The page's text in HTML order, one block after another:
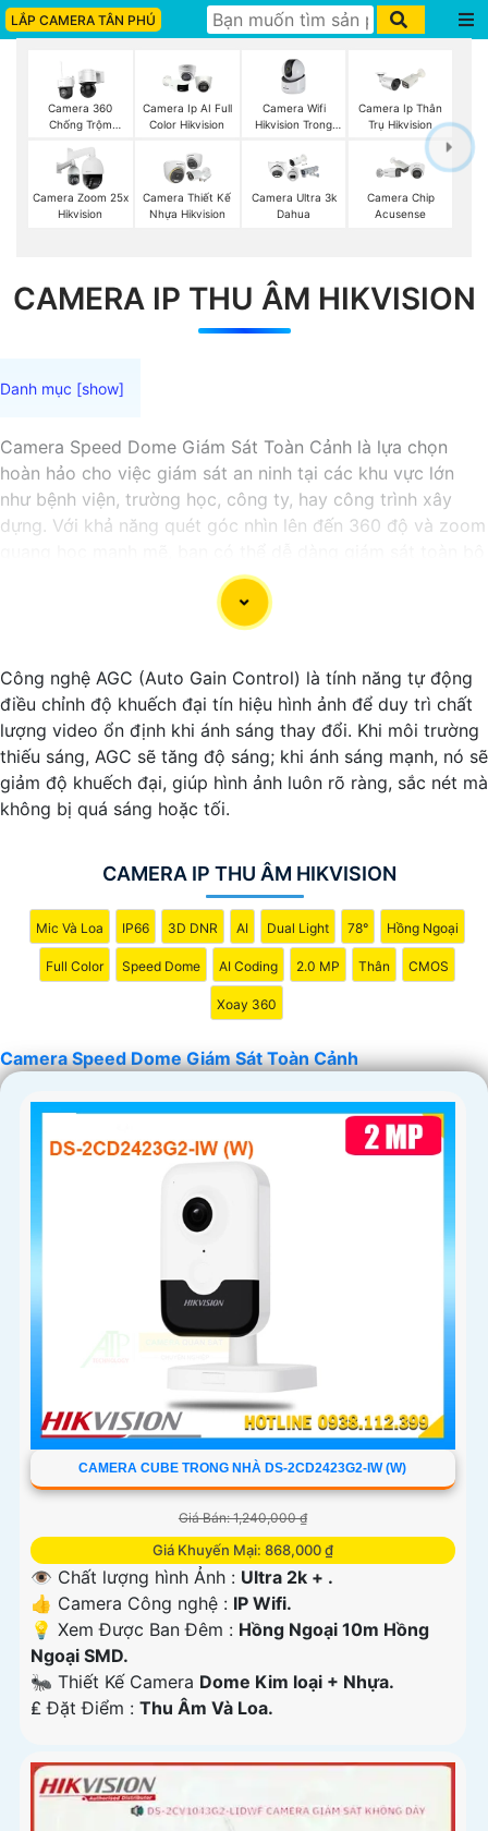
LẮP CAMERA TÂN PHÚ
Camera 360
Chống Trộm
Camera Ip AI Full
Color Hikvision
Camera Wifi
Hikvision Trong
Camera Ip Thân
Trụ Hikvision
Camera Zoom 25x
Hikvision
Camera Thiết Kế
Nhựa Hikvision
Camera Ultra 3k
Dahua
Camera Chip
Acusense
CAMERA IP THU ÂM HIKVISION
Camera Speed Dome Giám Sát Toàn Cảnh là lựa chọn
hoàn hảo cho việc giám sát an ninh tại các khu vực lớn
như bệnh viện, trường học, công ty, hay công trình xây
dựng. Với khả năng quét góc nhìn lên đến 360 độ và zoom
khu vực một cách chi tiết và chính xác. Camera còn tích
hợp nhiều tính năng thông minh như nhận diện khuôn mặt,
cảnh báo chuyển động và ghi hình chất lượng cao, giúp
thiết kế chắc chắn và khả năng hoạt động ổn định,
Camera Speed Dome Giám Sát Toàn Cảnh đáng để bạn
cân nhắc khi cần một giải pháp an ninh đáng tin cậy.
'
Công nghệ AGC (Auto Gain Control) là tính năng tự động
điều chỉnh độ khuếch đại tín hiệu hình ảnh để duy trì chất
lượng video ổn định khi ánh sáng thay đổi. Khi môi trường
thiếu sáng, AGC sẽ tăng độ sáng; khi ánh sáng mạnh, nó sẽ
giảm độ khuếch đại, giúp hình ảnh luôn rõ ràng, sắc nét mà
không bị quá sáng hoặc tối.
CAMERA IP THU ÂM HIKVISION
Mic Và Loa IP66 3D DNR AI Dual Light 78° Hồng Ngoại
Full Color Speed Dome AI Coding 2.0 MP Thân CMOS
Xoay 360
Camera Speed Dome Giám Sát Toàn Cảnh
CAMERA CUBE TRONG NHÀ DS-2CD2423G2-IW (W)
Giá Bán: 1,240,000 ₫
Giá Khuyến Mại: 868,000 ₫
👁 Chất lượng hình Ảnh : Ultra 2k + .
👍 Camera Công nghệ : IP Wifi.
💡 Xem Được Ban Đêm : Hồng Ngoại 10m Hồng
Ngoại SMD.
🐜 Thiết Kế Camera Dome Kim loại + Nhựa.
️₤ Đặt Điểm : Thu Âm Và Loa.